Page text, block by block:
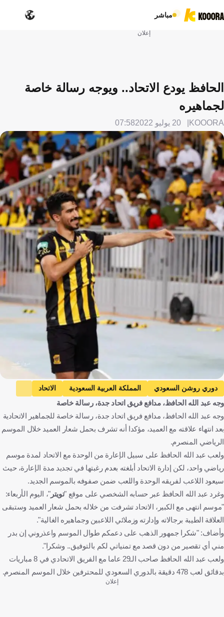
مباشر
إعلان
الحافظ يودع الاتحاد.. ويوجه رسالة خاصة
لجماهيره
KOOORA 20 يوليو 2022 07:58
دوري روشن السعودي المملكة العربية السعودية
الاتحاد
الوحدة
عبدالله الحافظ الإنتقالات كرة قدم
وجه عبد الله الحافظ، مدافع فريق اتحاد جدة، رسالة خاصة
وجه عبد الله الحافظ، مدافع فريق اتحاد جدة، رسالة خاصة للجماهير الاتحادية
بعد انتهاء علاقته مع العميد، مؤكدا أنه تشرف بحمل شعار العميد خلال الموسم
الرياضي المنصرم.
ولعب عبد الله الحافظ على سبيل الإعارة من الوحدة مع الاتحاد لمدة موسم
رياضي واحد، لكن إدارة الاتحاد أبلغته بعدم رغبتها في تجديد مدة الإعارة، حيث
سيعود اللاعب لفريقه الوحدة واللعب ضمن صفوفه بالموسم الجديد.
وغرد عبد الله الحافظ عبر حسابه الشخصي على موقع "تويتر "، اليوم الأربعاء:
"موسم انتهى مع الكبير، الاتحاد تشرفت من خلاله بحمل شعار العميد وستبقى
العلاقة الطيبة برجالاته وإدارته وزملائي اللاعبين وجماهيره الغالية".
وأضاف: "شكرا جمهور الذهب على دعمكم طوال الموسم واعذروني إن بدر
مني أي تقصير من دون قصد مع تمنياتي لكم بالتوفيق.. وشكرا".
ولعب عبد الله الحافظ صاحب الـ29 عاما مع الفريق الاتحادي في 8 مباريات
بدقائق لعب 478 دقيقة بالدوري السعودي للمحترفين خلال الموسم المنصرم.
إعلان